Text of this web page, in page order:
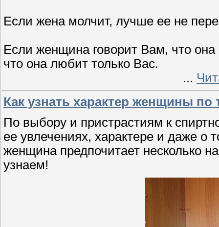
Если жена молчит, лучше ее не
Если женщина говорит Вам, что
что она любит только Вас.
...
Как узнать характер женщины по
По выбору и пристрастиям к
ее увлечениях, характере и даже о
женщина предпочитает несколько
узнаем!